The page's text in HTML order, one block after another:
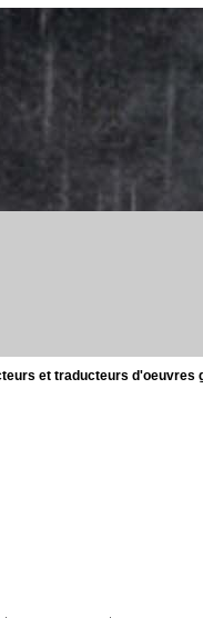
et traducteurs d'oeuvres